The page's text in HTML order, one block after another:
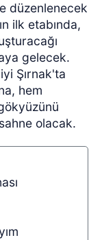
düzenlenecek
ilk etabında,
gelecek.
Şırnak'ta
hem
olacak.